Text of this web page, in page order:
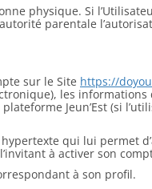
physique. Si
parentale
sur le Site https://
les
Jeun’Est (si
qui lui permet
à activer son
à son profil.